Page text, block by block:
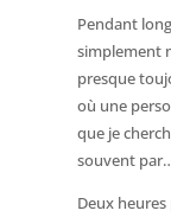
Pendant
simplement
presque
où une
que je
souvent
Deux